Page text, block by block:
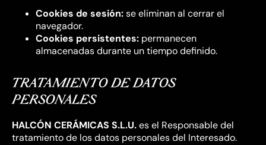
Cookies de sesión:se eliminan al cerrar el
navegador.
Cookies persistentes: permanecen
almacenadas durante un tiempo definido.
TRATAMIENTO DE DATOS
PERSONALES
HALCÓN CERÁMICAS S.L.U.es el Responsable del
tratamiento de los datos personales del Interesado.